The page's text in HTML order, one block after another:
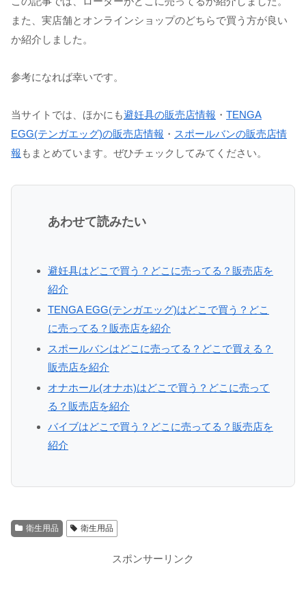
また、実店舗とオンラインショップのどちらで買う方が良い
か紹介しました。
参考になれば幸いです。
当サイトでは、ほかにも避妊具の販売店情報 ・ TENGA
EGG(テンガエッグ)の販売店情報 ・ スポールバンの販売店情
報 もまとめています。ぜひチェックしてみてください。
あわせて読みたい
避妊具はどこで買う？どこに売ってる？販売店を
紹介
TENGA EGG(テンガエッグ)はどこで買う？どこ
に売ってる？販売店を紹介
スポールバンはどこに売ってる？どこで買える？
販売店を紹介
オナホール(オナホ)はどこで買う？どこに売って
る？販売店を紹介
バイブはどこで買う？どこに売ってる？販売店を
紹介
衛生用品 衛生用品
スポンサーリンク